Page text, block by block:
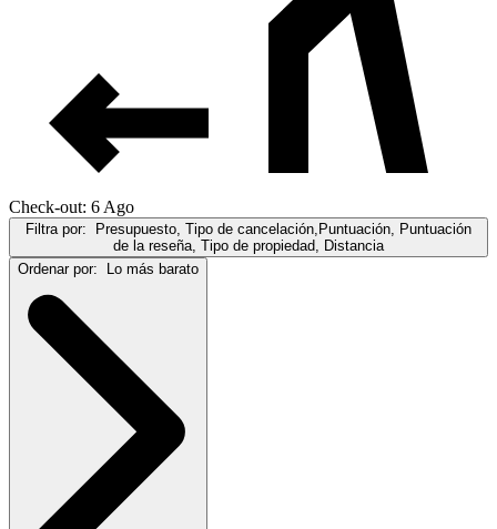
Check-out: 6 Ago
Filtra por:
Presupuesto, Tipo de cancelación,Puntuación, Puntuación
de la reseña, Tipo de propiedad, Distancia
Ordenar por:
Lo más barato